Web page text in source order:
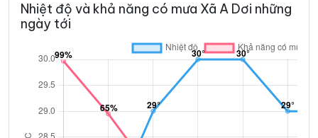
Nhiệt độ và khả năng có mưa Xã A Dơi những
ngày tới